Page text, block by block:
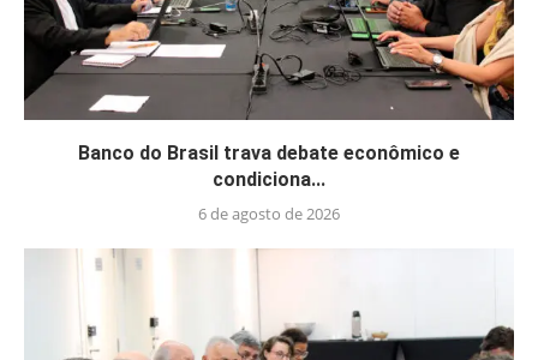
Banco do Brasil trava debate econômico e
condiciona...
6 de agosto de 2026